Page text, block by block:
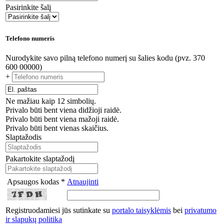
Pasirinkite šalį
Telefono numeris
Nurodykite savo pilną telefono numerį su šalies kodu (pvz. 370
600 00000)
+
Ne mažiau kaip 12 simbolių.
Privalo būti bent viena didžioji raidė.
Privalo būti bent viena mažoji raidė.
Privalo būti bent vienas skaičius.
Slaptažodis
Pakartokite slaptažodį
Apsaugos kodas * Atnaujinti
Registruodamiesi jūs sutinkate su portalo taisyklėmis bei privatumo
ir slapukų politika